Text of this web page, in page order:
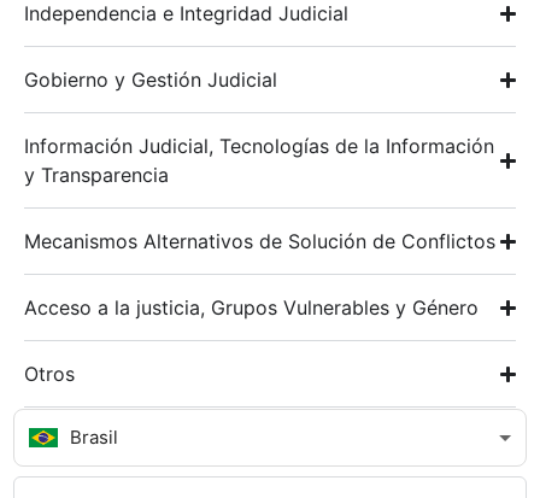
Brasil
Independencia e Integridad Judicial
Gobierno y Gestión Judicial
Información Judicial, Tecnologías de la Información
y Transparencia
Mecanismos Alternativos de Solución de Conflictos
Acceso a la justicia, Grupos Vulnerables y Género
Otros